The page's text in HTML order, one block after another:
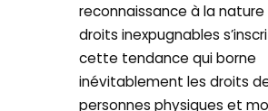
reconnaissance à la nature
droits inexpugnables
cette tendance qui borne
inévitablement les droits
personnes physiques et